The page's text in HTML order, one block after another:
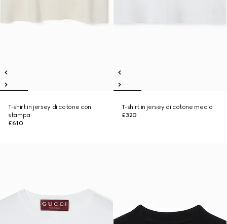
T-shirt in jersey di cotone con
stampa
£610
T-shirt in jersey di cotone medio
£320